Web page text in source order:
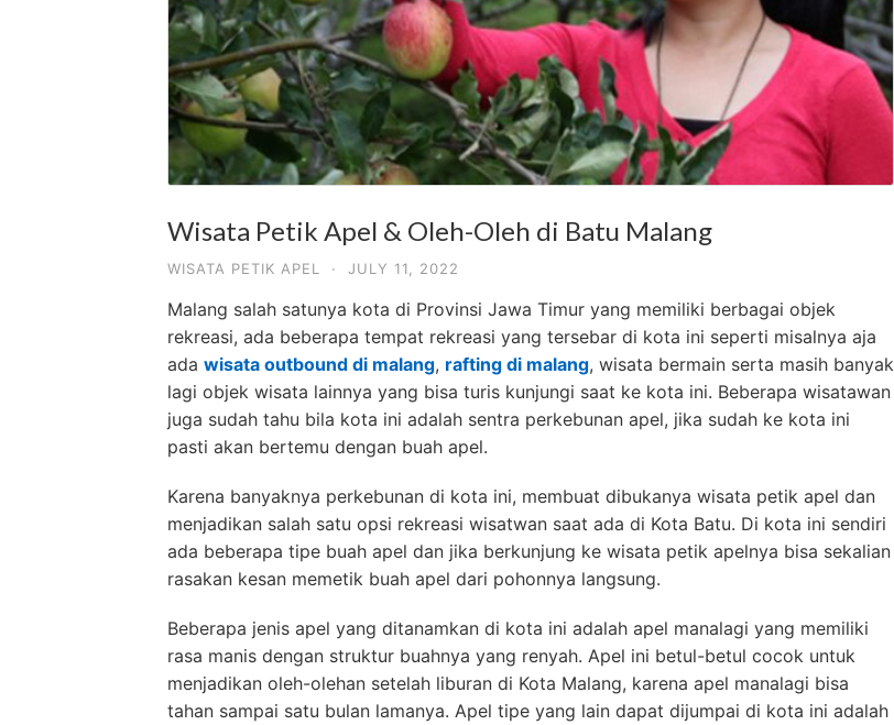
Wisata Petik Apel & Oleh-Oleh di Batu Malang
WISATA PETIK APEL · JULY 11, 2022
Malang salah satunya kota di Provinsi Jawa Timur yang memiliki berbagai objek
rekreasi, ada beberapa tempat rekreasi yang tersebar di kota ini seperti misalnya aja
ada wisata outbound di malang, rafting di malang, wisata bermain serta masih banyak
lagi objek wisata lainnya yang bisa turis kunjungi saat ke kota ini. Beberapa wisatawan
juga sudah tahu bila kota ini adalah sentra perkebunan apel, jika sudah ke kota ini
pasti akan bertemu dengan buah apel.
Karena banyaknya perkebunan di kota ini, membuat dibukanya wisata petik apel dan
menjadikan salah satu opsi rekreasi wisatwan saat ada di Kota Batu. Di kota ini sendiri
ada beberapa tipe buah apel dan jika berkunjung ke wisata petik apelnya bisa sekalian
rasakan kesan memetik buah apel dari pohonnya langsung.
Beberapa jenis apel yang ditanamkan di kota ini adalah apel manalagi yang memiliki
rasa manis dengan struktur buahnya yang renyah. Apel ini betul-betul cocok untuk
menjadikan oleh-olehan setelah liburan di Kota Malang, karena apel manalagi bisa
tahan sampai satu bulan lamanya. Apel tipe yang lain dapat dijumpai di kota ini adalah